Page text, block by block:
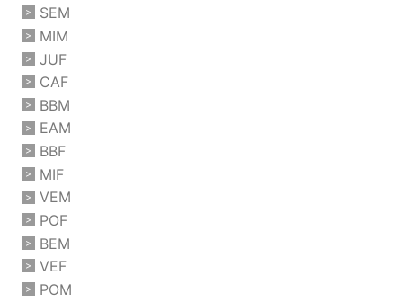
SEM
MIM
JUF
CAF
BBM
EAM
BBF
MIF
VEM
POF
BEM
VEF
POM